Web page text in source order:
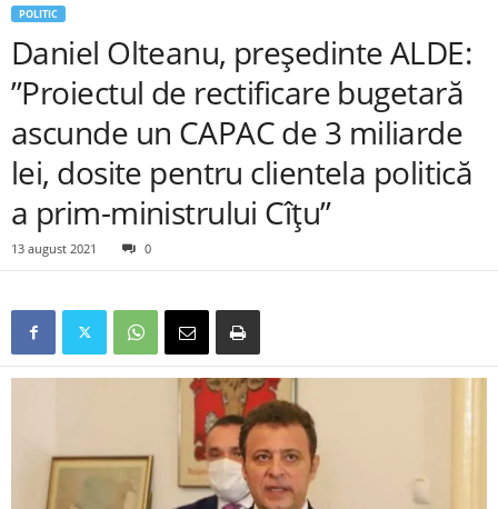
POLITIC
Daniel Olteanu, președinte ALDE:
”Proiectul de rectificare bugetară
ascunde un CAPAC de 3 miliarde
lei, dosite pentru clientela politică
a prim-ministrului Cîțu”
13 august 2021 0